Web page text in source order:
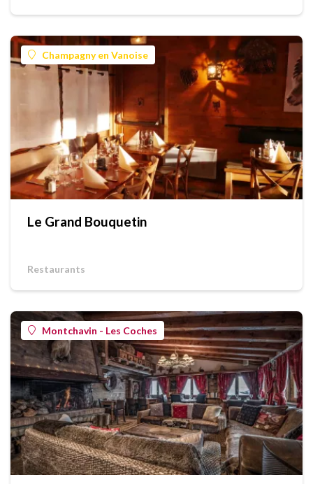
Champagny en Vanoise
Le Grand Bouquetin
Restaurants
Montchavin - Les Coches